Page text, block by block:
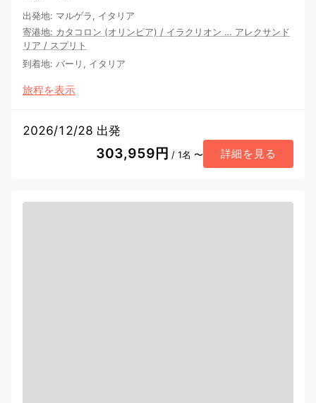
出発地: マルゲラ, イタリア
寄港地: カタコロン (オリンピア) / イラクリオン … アレクサンド
リア / スプリト
到着地: バーリ, イタリア
旅程を表示
2026/12/28 出発
303,959円 / 1名 〜 詳細を見る